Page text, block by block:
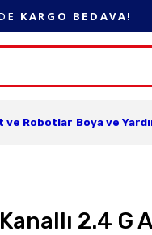
KARGO BEDAVA!
ve Robotlar Boya ve
2.4 G